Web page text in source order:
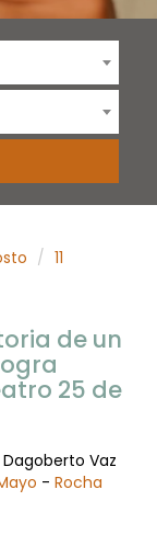
11
de un
25 de
Vaz
- Rocha